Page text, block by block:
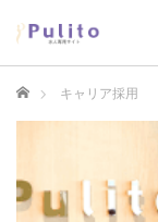
ホーム キャリア採用